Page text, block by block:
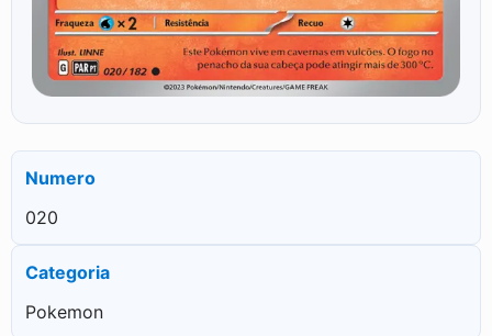
Numero
020
Categoria
Pokemon